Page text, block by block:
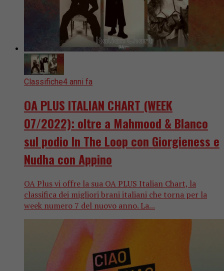
Classifiche4 anni fa
OA PLUS ITALIAN CHART (WEEK
07/2022): oltre a Mahmood & Blanco
sul podio In The Loop con Giorgieness e
Nudha con Appino
OA Plus vi offre la sua OA PLUS Italian Chart, la
classifica dei migliori brani italiani che torna per la
week numero 7 del nuovo anno. La...